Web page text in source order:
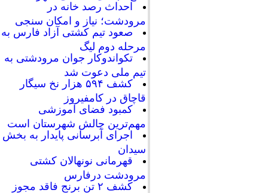
احداث رصد خانه در
مرودشت؛ نیاز و امکان سنجی
صعود تیم کشتی آزاد فارس به
مرحله دوم لیگ
تکواندوکار جوان مرودشتی به
تیم ملی دعوت شد
کشف ۵۹۴ هزار نخ سیگار
قاچاق در کامفیروز
کمبود فضای آموزشی
مهم‌ترین چالش شهرستان است
اجرای آبرسانی پایدار به بخش
سیدان
قهرمانی نونهالان کشتی
مرودشت درفارس
کشف ۲ تن برنج فاقد مجوز